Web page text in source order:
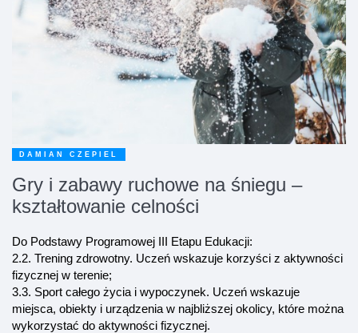
DAMIAN CZEPIEL
Gry i zabawy ruchowe na śniegu –
kształtowanie celności
Do Podstawy Programowej III Etapu Edukacji:
2.2. Trening zdrowotny. Uczeń wskazuje korzyści z aktywności
fizycznej w terenie;
3.3. Sport całego życia i wypoczynek. Uczeń wskazuje
miejsca, obiekty i urządzenia w najbliższej okolicy, które można
wykorzystać do aktywności fizycznej.